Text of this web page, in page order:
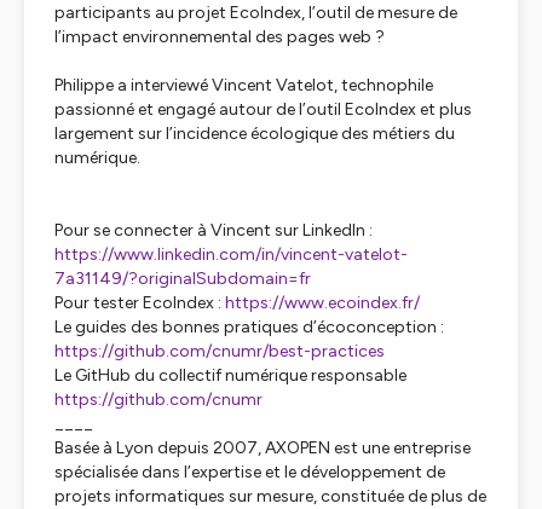
participants au projet EcoIndex, l’outil de mesure de
l’impact environnemental des pages web ?
Philippe a interviewé Vincent Vatelot, technophile
passionné et engagé autour de l’outil EcoIndex et plus
largement sur l’incidence écologique des métiers du
numérique.
Pour se connecter à Vincent sur LinkedIn :
https://www.linkedin.com/in/vincent-vatelot-
7a31149/?originalSubdomain=fr
Pour tester EcoIndex : https://www.ecoindex.fr/
Le guides des bonnes pratiques d’écoconception :
https://github.com/cnumr/best-practices
Le GitHub du collectif numérique responsable
https://github.com/cnumr
Basée à Lyon depuis 2007, AXOPEN est une entreprise
spécialisée dans l’expertise et le développement de
projets informatiques sur mesure, constituée de plus de